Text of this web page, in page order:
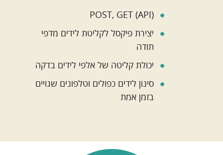
POST, GET (API)
יצירת פיקסל לקליטת לידים מדפי
תודה
יכולת קליטה של אלפי לידים בדקה
סינון לידים כפולים וטלפונים שגויים
בזמן אמת